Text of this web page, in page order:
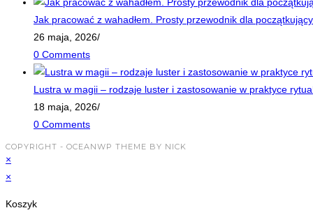
Jak pracować z wahadłem. Prosty przewodnik dla
26 maja, 2026/
0 Comments
Lustra w magii – rodzaje luster i zastosowanie w praktyce
18 maja, 2026/
0 Comments
COPYRIGHT - OCEANWP THEME BY NICK
×
×
Koszyk